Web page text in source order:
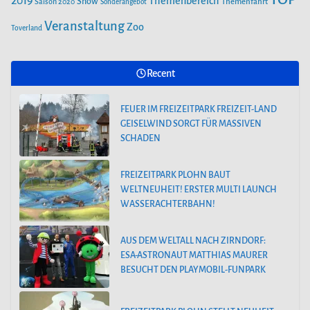
AUS DEM WELTALL NACH ZIRNDORF:
ESA-ASTRONAUT MATTHIAS MAURER
BESUCHT DEN PLAYMOBIL-FUNPARK
Sonderangebot Themenfahrt
Toverland VeranstaltungZoo
Recent
FEUER IM FREIZEITPARK FREIZEIT-LAND
GEISELWIND SORGT FÜR MASSIVEN
SCHADEN
FREIZEITPARK PLOHN BAUT
WELTNEUHEIT! ERSTER MULTI LAUNCH
WASSERACHTERBAHN!
AUS DEM WELTALL NACH ZIRNDORF:
ESA-ASTRONAUT MATTHIAS MAURER
BESUCHT DEN PLAYMOBIL-FUNPARK